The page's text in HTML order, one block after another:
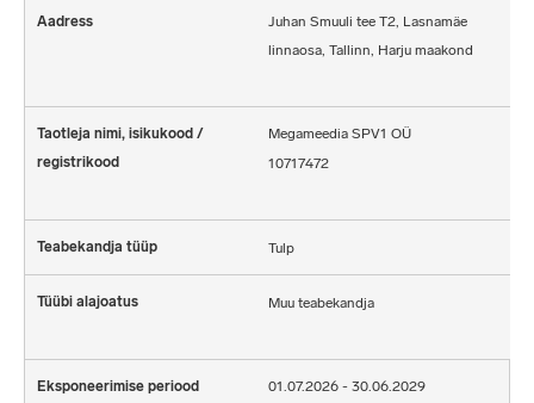
Juhan Smuuli tee T2, Lasnamäe
linnaosa, Tallinn, Harju maakond
Megameedia SPV1 OÜ
10717472
Tulp
Muu teabekandja
01.07.2026 - 30.06.2029